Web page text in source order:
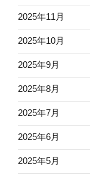
2025年11月
2025年10月
2025年9月
2025年8月
2025年7月
2025年6月
2025年5月